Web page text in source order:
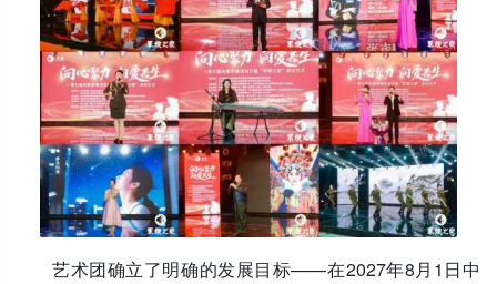
艺术团确立了明确的发展目标——在2027年8月1日中